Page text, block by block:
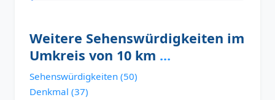
Weitere Sehenswürdigkeiten im
Umkreis von 10 km ...
Sehenswürdigkeiten (50)
Denkmal (37)